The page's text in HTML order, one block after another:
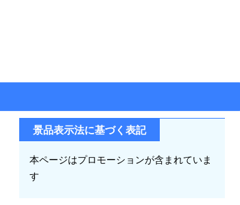
景品表示法に基づく表記
本ページはプロモーションが含まれていま
す